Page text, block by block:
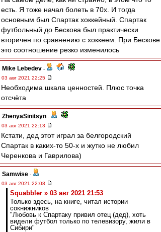
есть. Я тоже начал болеть в 70х. И тогда
основным был Спартак хоккейный. Спартак
футбольный до Бескова был практически
вторичен по сравнению с хоккеем. При Бескове
это соотношение резко изменилось
Mike Lebedev -
03 авг 2021 22:25
Необходима шкала ценностей. Плюс точка
отсчёта
ZhenyaSinitsyn -
03 авг 2021 22:13
Кстати, дед этот играл за белгородский
Спартак в каких-то 50-х и жутко не любил
Черенкова и Гаврилова)
Samwise -
03 авг 2021 22:08
Squabbler » 03 авг 2021 21:53
Только здесь, на книге, читал истории
сокнижников
"Любовь к Спартаку привил отец (дед), хоть
видели футбол только по телевизору, жили в
Сибири"